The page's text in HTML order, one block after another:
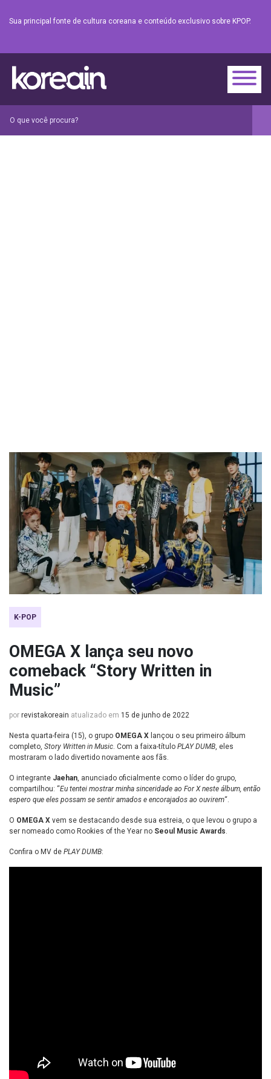
Sua principal fonte de cultura coreana e conteúdo exclusivo sobre KPOP.
K-POP
OMEGA X lança seu novo
comeback “Story Written in
Music”
por revistakoreain atualizado em 15 de junho de 2022
Nesta quarta-feira (15), o grupo OMEGA X lançou o seu primeiro álbum
completo, Story Written in Music. Com a faixa-título PLAY DUMB, eles
mostraram o lado divertido novamente aos fãs.
O integrante Jaehan, anunciado oficialmente como o líder do grupo,
compartilhou: “Eu tentei mostrar minha sinceridade ao For X neste álbum, então
espero que eles possam se sentir amados e encorajados ao ouvirem“.
O OMEGA X vem se destacando desde sua estreia, o que levou o grupo a
ser nomeado como Rookies of the Year no Seoul Music Awards.
Confira o MV de PLAY DUMB: